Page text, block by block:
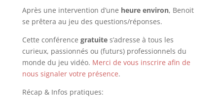
Après une intervention d’une heure environ, Benoit
se prêtera au jeu des questions/réponses.
Cette conférence gratuites’adresse à tous les
curieux, passionnés ou (futurs) professionnels du
monde du jeu vidéo. Merci de vous inscrire afin de
nous signaler votre présence.
Récap & Infos pratiques: